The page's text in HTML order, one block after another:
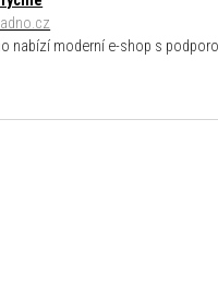
nabízí moderní e-shop s